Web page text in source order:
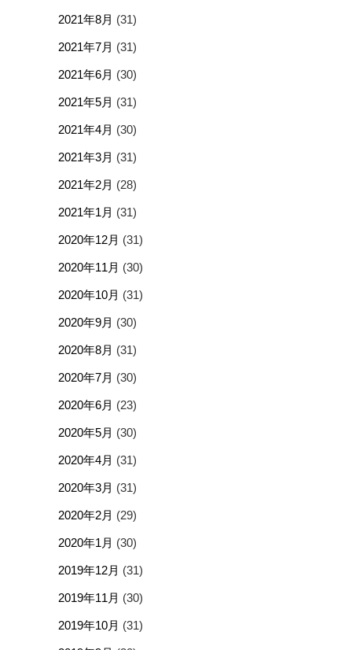
2021年8月 (31)
2021年7月 (31)
2021年6月 (30)
2021年5月 (31)
2021年4月 (30)
2021年3月 (31)
2021年2月 (28)
2021年1月 (31)
2020年12月 (31)
2020年11月 (30)
2020年10月 (31)
2020年9月 (30)
2020年8月 (31)
2020年7月 (30)
2020年6月 (23)
2020年5月 (30)
2020年4月 (31)
2020年3月 (31)
2020年2月 (29)
2020年1月 (30)
2019年12月 (31)
2019年11月 (30)
2019年10月 (31)